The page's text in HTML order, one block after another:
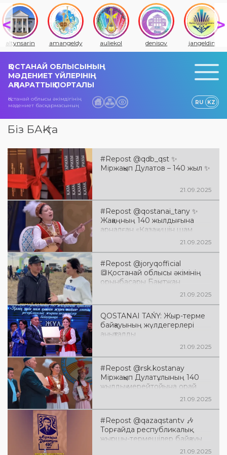
altynsarin amangeldy auliekol denisov jangeldin
ҚОСТАНАЙ ОБЛЫСЫНЫҢ
МӘДЕНИЕТ ҮЙЛЕРІНІҢ
АҚПАРАТТЫҚ ПОРТАЛЫ
Қостанай облысы әкімдігінің
мәдениет басқармасының
RU KZ
Біз БАҚ-та
#Repost @qdb_qst ✨
Міржақып Дулатов – 140 жыл ✨
21.09.2025
#Repost @qostanai_tany ✨
Жақаңның 140 жылдығына
арналған «Қазақ үшін шам
қылған» республикалық21.09.2025
#Repost @joryqofficial
🔳Қостанай облысы әкімінің
орынбасары Бақытжан
Нарымбетов «Ұлы дала21.09.2025
QOSTANAI TAŃY: Жыр-терме
байқауының жүлдегерлері
анықталды
21.09.2025
#Repost @rsk.kostanay
Міржақып Дулатұлының 140
жылдық мерейтойына орай
21.09.2025
#Repost @qazaqstantv 🎶
Торғайда республикалық
жыршы-термешілер байқауы
21.09.2025